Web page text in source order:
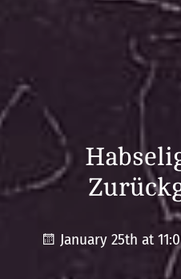
January 25th at